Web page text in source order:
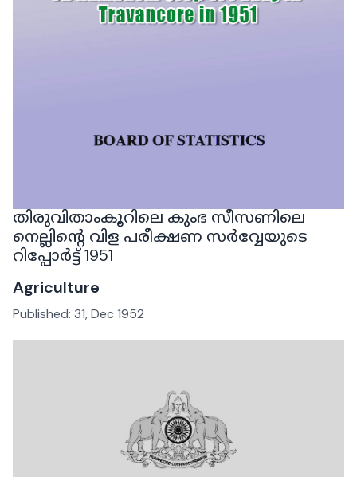
തിരുവിതാംകൂറിലെ കുംഭ സീസണിലെ
നെല്ലിന്റെ വിള പരീക്ഷണ സർവ്വേയുടെ
റിപ്പോർട്ട് 1951
Agriculture
Published: 31, Dec 1952